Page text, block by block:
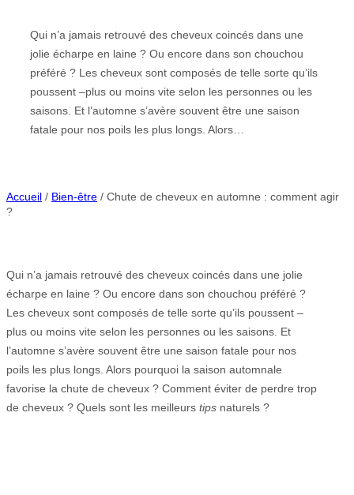
Qui n’a jamais retrouvé des cheveux coincés dans une
jolie écharpe en laine ? Ou encore dans son chouchou
préféré ? Les cheveux sont composés de telle sorte qu’ils
poussent –plus ou moins vite selon les personnes ou les
saisons. Et l’automne s’avère souvent être une saison
fatale pour nos poils les plus longs. Alors…
Accueil / Bien-être / Chute de cheveux en automne : comment agir
?
Qui n’a jamais retrouvé des cheveux coincés dans une jolie
écharpe en laine ? Ou encore dans son chouchou préféré ?
Les cheveux sont composés de telle sorte qu’ils poussent –
plus ou moins vite selon les personnes ou les saisons. Et
l’automne s’avère souvent être une saison fatale pour nos
poils les plus longs. Alors pourquoi la saison automnale
favorise la chute de cheveux ? Comment éviter de perdre trop
de cheveux ? Quels sont les meilleurs tips naturels ?